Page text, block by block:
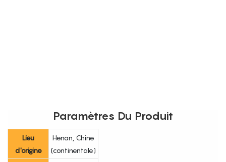
Paramètres Du Produit
Lieu
d'origine
Henan, Chine
(continentale)